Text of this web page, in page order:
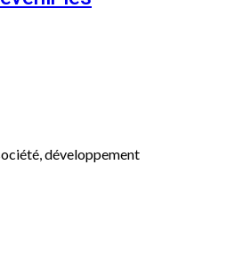
développement